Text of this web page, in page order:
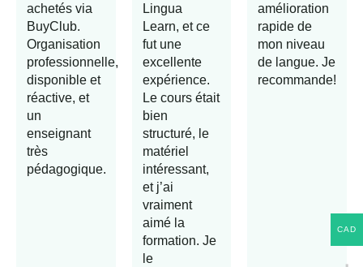
achetés via
BuyClub.
Organisation
professionnelle,
disponible et
réactive, et
un
enseignant
très
pédagogique.
Lingua
Learn, et ce
fut une
excellente
expérience.
Le cours était
bien
structuré, le
matériel
intéressant,
et j’ai
vraiment
aimé la
formation. Je
le
amélioration
rapide de
mon niveau
de langue. Je
recommande!
CAD